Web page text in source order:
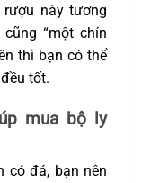
này tương
“một chín
thì bạn có thể
tốt.
mua bộ ly
có đá, bạn nên